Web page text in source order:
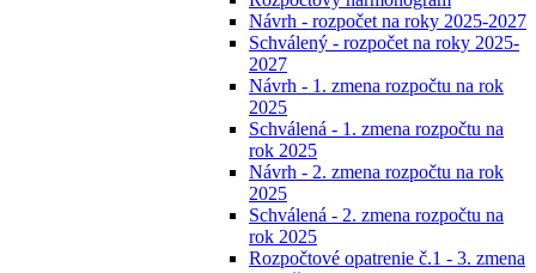
Návrh - rozpočet na roky 2025-2027
Schválený - rozpočet na roky 2025-
2027
Návrh - 1. zmena rozpočtu na rok
2025
Schválená - 1. zmena rozpočtu na
rok 2025
Návrh - 2. zmena rozpočtu na rok
2025
Schválená - 2. zmena rozpočtu na
rok 2025
Rozpočtové opatrenie č.1 - 3. zmena